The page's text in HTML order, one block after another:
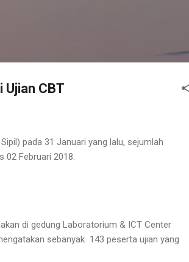
Ujian CBT
pada 31 Januari yang lalu, sejumlah
02 Februari 2018.
di gedung Laboratorium & ICT Center
sebanyak 143 peserta ujian yang